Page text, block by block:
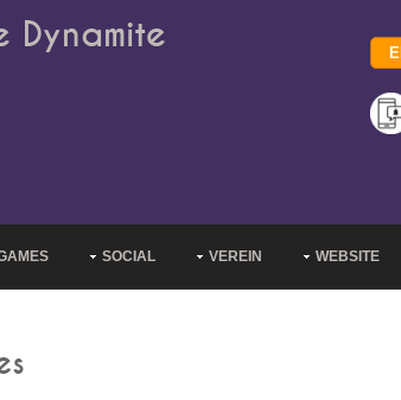
Dynamite
SOCIAL VEREIN WEBSITE